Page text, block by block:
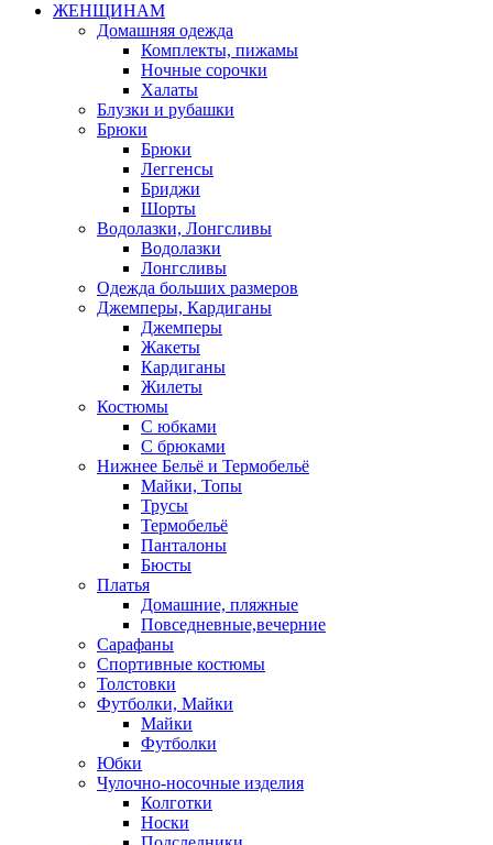
ЖЕНЩИНАМ
Домашняя одежда
Комплекты, пижамы
Ночные сорочки
Халаты
Блузки и рубашки
Брюки
Брюки
Леггенсы
Бриджи
Шорты
Водолазки, Лонгсливы
Водолазки
Лонгсливы
Одежда больших размеров
Джемперы, Кардиганы
Джемперы
Жакеты
Кардиганы
Жилеты
Костюмы
С юбками
С брюками
Нижнее Бельё и Термобельё
Майки, Топы
Трусы
Термобельё
Панталоны
Бюсты
Платья
Домашние, пляжные
Повседневные,вечерние
Сарафаны
Спортивные костюмы
Толстовки
Футболки, Майки
Майки
Футболки
Юбки
Чулочно-носочные изделия
Колготки
Носки